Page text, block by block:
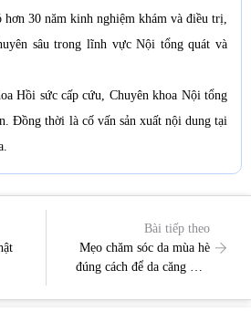
hơn 30 năm kinh nghiệm khám và điều trị,
sâu trong lĩnh vực Nội tổng quát và
Hồi sức cấp cứu, Chuyên khoa Nội tổng
Đồng thời là cố vấn sản xuất nội dung tại
Bài tiếp theo
Mẹo chăm sóc da mùa hè
đúng cách để da căng mịn